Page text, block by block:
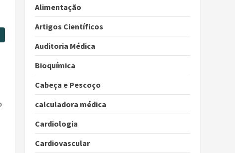
Alimentação
Artigos Científicos
Auditoria Médica
Bioquímica
Cabeça e Pescoço
calculadora médica
Cardiologia
Cardiovascular